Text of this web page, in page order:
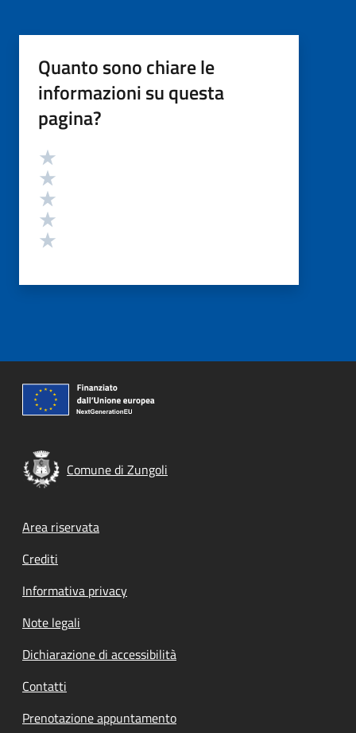
Quanto sono chiare le
informazioni su questa
pagina?
Valutazione
Comune di Zungoli
Footer menu
Area riservata
Crediti
Informativa privacy
Note legali
Dichiarazione di accessibilità
Contatti
Prenotazione appuntamento